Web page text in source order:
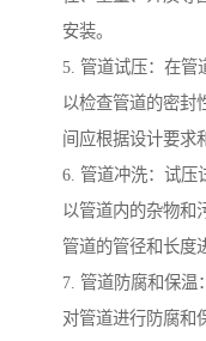
安装。
5. 管道试压：在管
以检查管道的密封
间应根据设计要求
6. 管道冲洗：试压
以管道内的杂物和
管道的管径和长度
7. 管道防腐和保温
对管道进行防腐和